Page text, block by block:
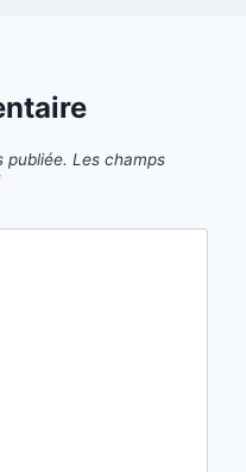
publiée. Les champs